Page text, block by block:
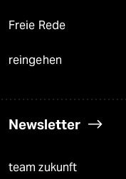
Freie Rede
reingehen
Newsletter
team zukunft